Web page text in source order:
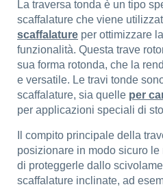
La traversa tonda è un tipo
scaffalature che viene
scaffalature per ottimizzare
funzionalità. Questa trave
sua forma rotonda, che la
e versatile. Le travi tonde
scaffalature, sia quelle per
per applicazioni speciali di
Il compito principale della
posizionare in modo sicuro
di proteggerle dallo
scaffalature inclinate, ad